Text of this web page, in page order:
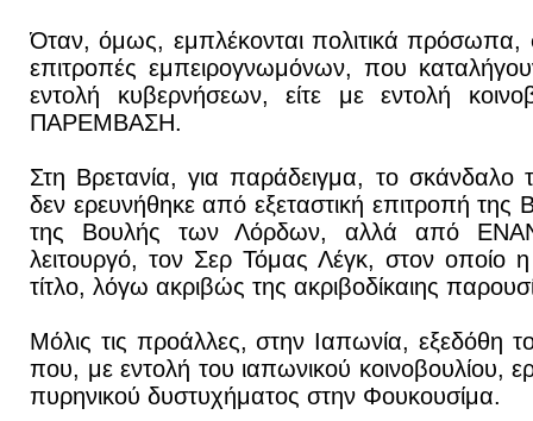
Όταν, όμως, εμπλέκονται πολιτικά πρόσωπα,
επιτροπές εμπειρογνωμόνων, που
εντολή κυβερνήσεων, είτε με εντολή
ΠΑΡΕΜΒΑΣΗ.
Στη Βρετανία, για παράδειγμα, το σκάνδαλο
δεν ερευνήθηκε από εξεταστική επιτροπή
της Βουλής των Λόρδων, αλλά από ΕΝΑΝ
λειτουργό, τον Σερ Τόμας Λέγκ, στον οποίο
τίτλο, λόγω ακριβώς της ακριβοδίκαιης
Μόλις τις προάλλες, στην Ιαπωνία, εξεδόθη
που, με εντολή του ιαπωνικού κοινοβουλίου,
πυρηνικού δυστυχήματος στην Φουκουσίμα.